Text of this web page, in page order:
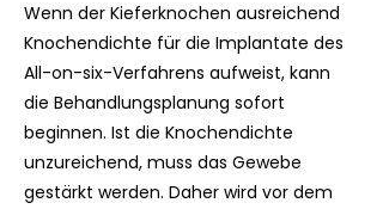
Wenn der Kieferknochen ausreichend
Knochendichte für die Implantate des
All-on-six-Verfahrens aufweist, kann
die Behandlungsplanung sofort
beginnen. Ist die Knochendichte
unzureichend, muss das Gewebe
gestärkt werden. Daher wird vor dem